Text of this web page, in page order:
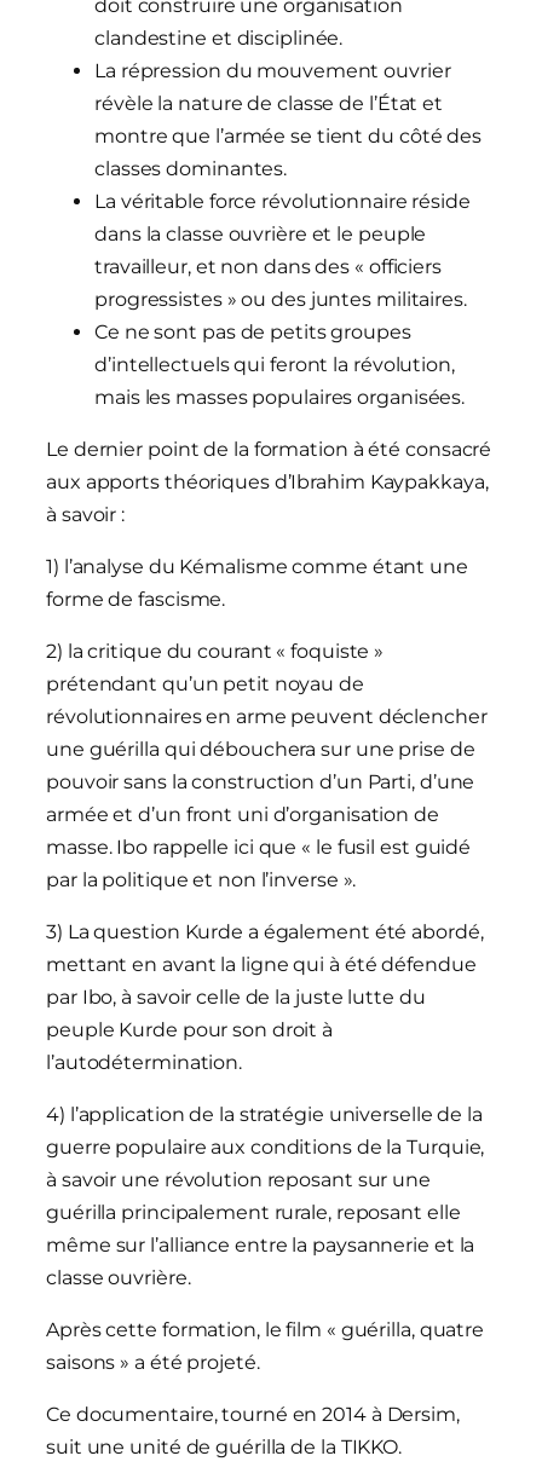
doit construire une organisation
clandestine et disciplinée.
La répression du mouvement ouvrier
révèle la nature de classe de l’État et
montre que l’armée se tient du côté des
classes dominantes.
La véritable force révolutionnaire réside
dans la classe ouvrière et le peuple
travailleur, et non dans des « officiers
progressistes » ou des juntes militaires.
Ce ne sont pas de petits groupes
d’intellectuels qui feront la révolution,
mais les masses populaires organisées.
Le dernier point de la formation à été consacré
aux apports théoriques d’Ibrahim Kaypakkaya,
à savoir :
1) l’analyse du Kémalisme comme étant une
forme de fascisme.
2) la critique du courant « foquiste »
prétendant qu’un petit noyau de
révolutionnaires en arme peuvent déclencher
une guérilla qui débouchera sur une prise de
pouvoir sans la construction d’un Parti, d’une
armée et d’un front uni d’organisation de
masse. Ibo rappelle ici que « le fusil est guidé
par la politique et non l’inverse ».
3) La question Kurde a également été abordé,
mettant en avant la ligne qui à été défendue
par Ibo, à savoir celle de la juste lutte du
peuple Kurde pour son droit à
l’autodétermination.
4) l’application de la stratégie universelle de la
guerre populaire aux conditions de la Turquie,
à savoir une révolution reposant sur une
guérilla principalement rurale, reposant elle
même sur l’alliance entre la paysannerie et la
classe ouvrière.
Après cette formation, le film « guérilla, quatre
saisons » a été projeté.
Ce documentaire, tourné en 2014 à Dersim,
suit une unité de guérilla de la TIKKO.